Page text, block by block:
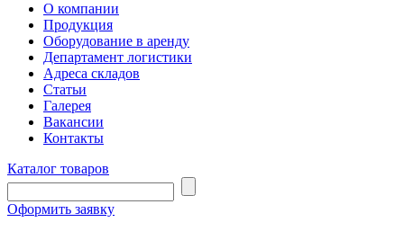
О компании
Продукция
Оборудование в аренду
Департамент логистики
Адреса складов
Статьи
Галерея
Вакансии
Контакты
Каталог товаров
Оформить заявку